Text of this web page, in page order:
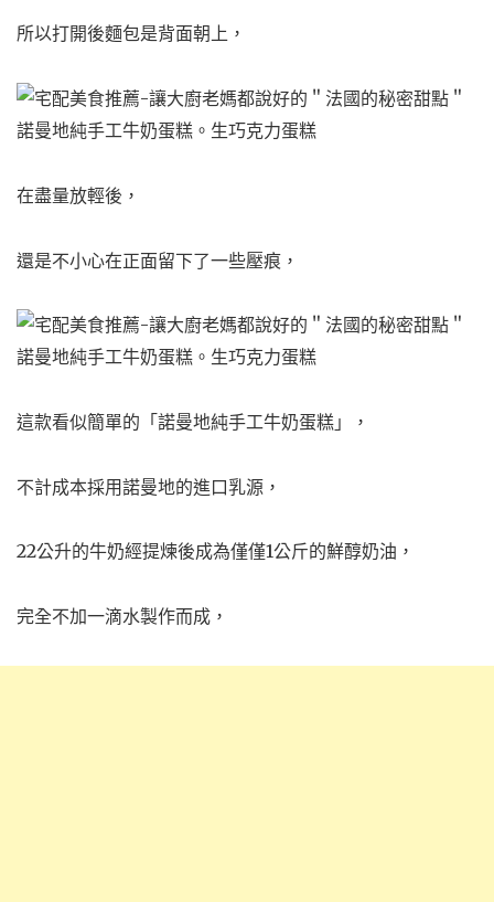
所以打開後麵包是背面朝上，
在盡量放輕後，
還是不小心在正面留下了一些壓痕，
這款看似簡單的「諾曼地純手工牛奶蛋糕」，
不計成本採用諾曼地的進口乳源，
22公升的牛奶經提煉後成為僅僅1公斤的鮮醇奶油，
完全不加一滴水製作而成，